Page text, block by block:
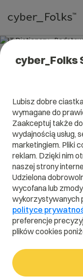
IT
A B C
J
K L
S
T U
cyber_Folks
Lubisz dobre
wymagane do
Zaakceptuj także
wydajnością usług,
marketingiem. Pliki
reklam. Dzięki nim
naszej strony
Udzielona
wycofana lub
wykorzystywanych
polityce
preferencje
plików cookies